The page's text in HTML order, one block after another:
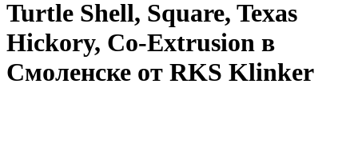
Turtle Shell, Square, Texas
Hickory, Co-Extrusion в
Смоленске от RKS Klinker